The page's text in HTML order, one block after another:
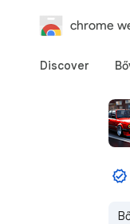
chrome
Discover